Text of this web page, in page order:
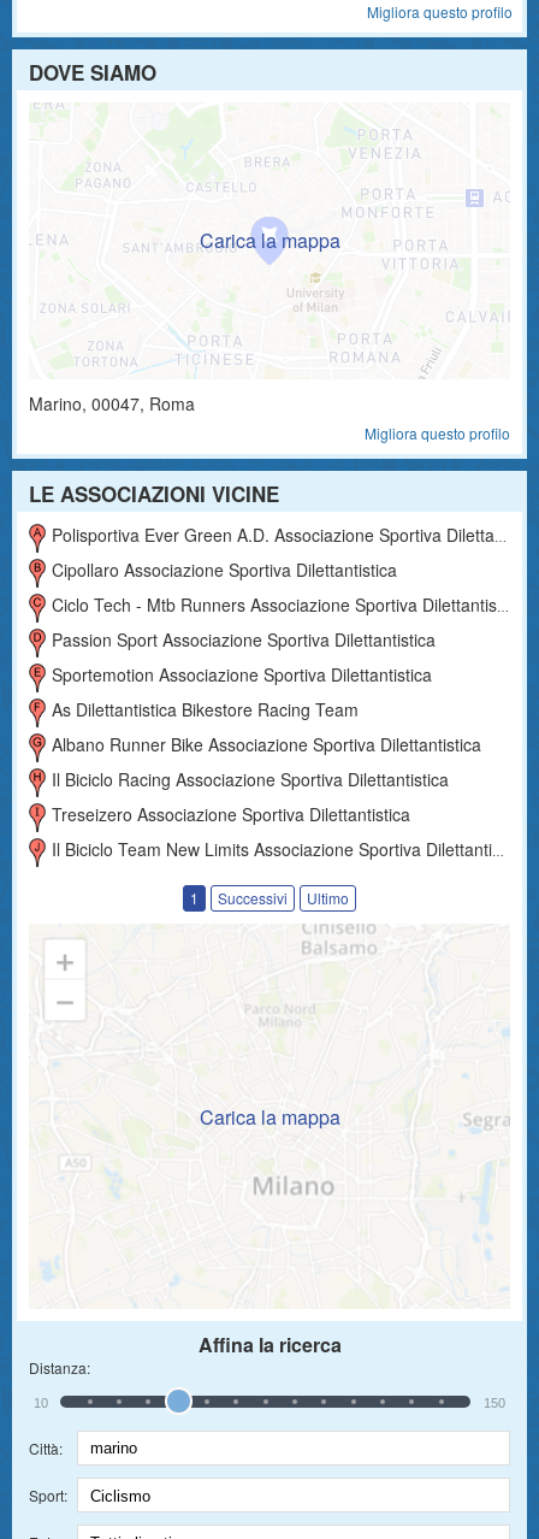
Migliora questo profilo
DOVE SIAMO
Marino, 00047, Roma
Migliora questo profilo
LE ASSOCIAZIONI VICINE
Polisportiva Ever Green A.d. Associazione Sportiva Dilettantistica
Cipollaro Associazione Sportiva Dilettantistica
Ciclo Tech - Mtb Runners Associazione Sportiva Dilettantistica
Passion Sport Associazione Sportiva Dilettantistica
Sportemotion Associazione Sportiva Dilettantistica
As Dilettantistica Bikestore Racing Team
Albano Runner Bike Associazione Sportiva Dilettantistica
Il Biciclo Racing Associazione Sportiva Dilettantistica
Treseizero Associazione Sportiva Dilettantistica
Il Biciclo Team New Limits Associazione Sportiva Dilettantistica
1 Successivi Ultimo
Carica la mappa
Affina la ricerca
Distanza:
10 150
Città:
Sport: